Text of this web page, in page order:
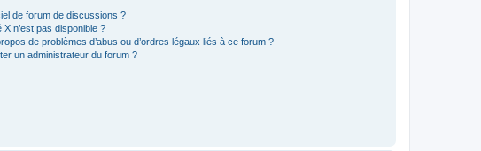
de forum de discussions ?
n’est pas disponible ?
de problèmes d’abus ou d’ordres légaux liés à ce forum ?
un administrateur du forum ?